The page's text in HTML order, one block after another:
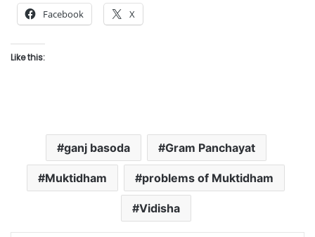
Facebook X
Like this:
ganj basoda Gram Panchayat
Muktidham problems of Muktidham
Vidisha